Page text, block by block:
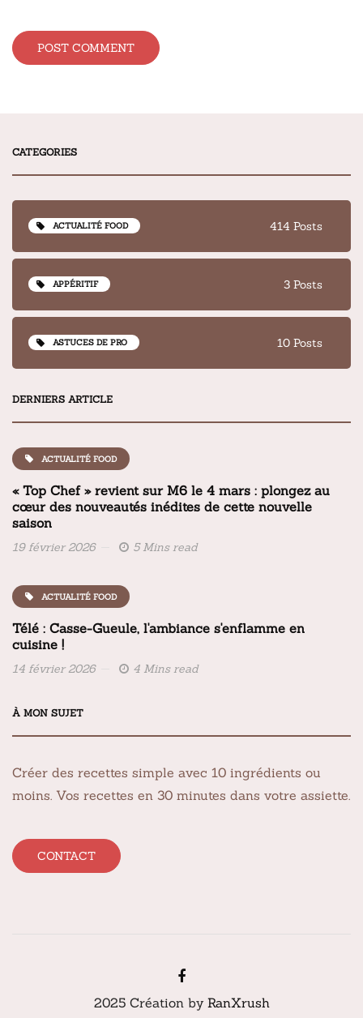
CATEGORIES
ACTUALITÉ FOOD 414 Posts
APPÉRITIF 3 Posts
ASTUCES DE PRO 10 Posts
DERNIERS ARTICLE
ACTUALITÉ FOOD
« Top Chef » revient sur M6 le 4 mars : plongez au
cœur des nouveautés inédites de cette nouvelle
saison
19 février 2026 5 Mins read
ACTUALITÉ FOOD
Télé : Casse-Gueule, l'ambiance s'enflamme en
cuisine !
14 février 2026 4 Mins read
À MON SUJET
Créer des recettes simple avec 10 ingrédients ou
moins. Vos recettes en 30 minutes dans votre assiette.
CONTACT
2025 Création by RanXrush